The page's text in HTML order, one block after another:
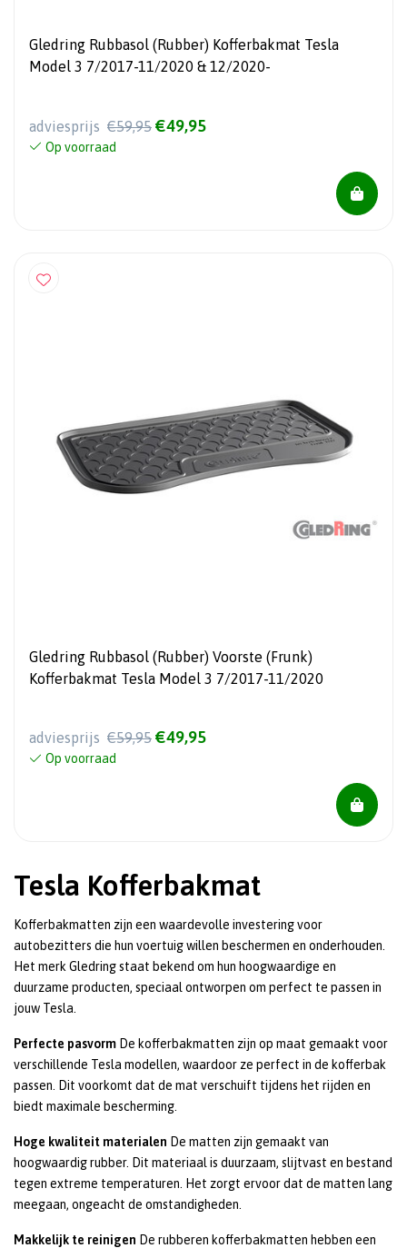
Gledring Rubbasol (Rubber) Kofferbakmat Tesla
Model 3 7/2017-11/2020 & 12/2020-
adviesprijs €59,95 €49,95
Op voorraad
Gledring Rubbasol (Rubber) Voorste (Frunk)
Kofferbakmat Tesla Model 3 7/2017-11/2020
adviesprijs €59,95 €49,95
Op voorraad
Tesla Kofferbakmat
Kofferbakmatten zijn een waardevolle investering voor
autobezitters die hun voertuig willen beschermen en onderhouden.
Het merk Gledring staat bekend om hun hoogwaardige en
duurzame producten, speciaal ontworpen om perfect te passen in
jouw Tesla.
Perfecte pasvorm De kofferbakmatten zijn op maat gemaakt voor
verschillende Tesla modellen, waardoor ze perfect in de kofferbak
passen. Dit voorkomt dat de mat verschuift tijdens het rijden en
biedt maximale bescherming.
Hoge kwaliteit materialen De matten zijn gemaakt van
hoogwaardig rubber. Dit materiaal is duurzaam, slijtvast en bestand
tegen extreme temperaturen. Het zorgt ervoor dat de matten lang
meegaan, ongeacht de omstandigheden.
Makkelijk te reinigen De rubberen kofferbakmatten hebben een